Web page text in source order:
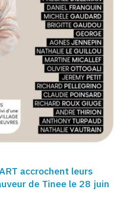
accrochent leurs
de Tinee le 28 juin